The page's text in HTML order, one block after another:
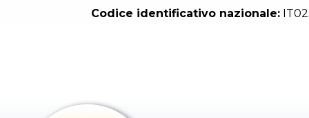
Codice identificativo nazionale: